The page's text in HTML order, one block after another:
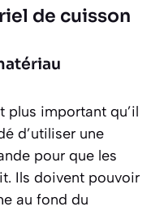
de cuisson
plus important qu’il
d’utiliser une
pour que les
Ils doivent pouvoir
au fond du